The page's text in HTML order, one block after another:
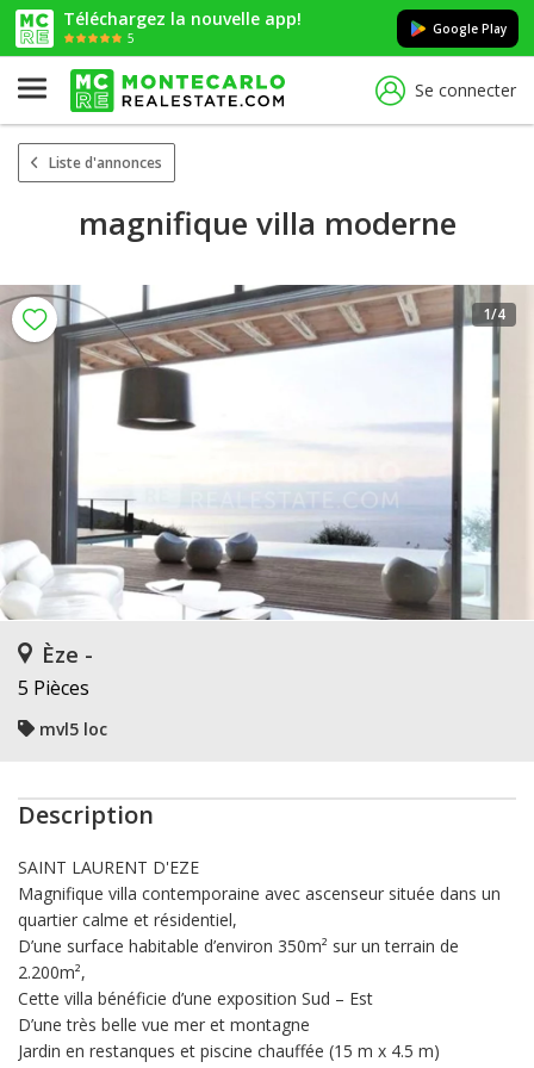
Téléchargez la nouvelle app!
5
Google Play
Se connecter
Liste d'annonces
magnifique villa moderne
1/4
Èze -
5 Pièces
mvl5 loc
Description
SAINT LAURENT D'EZE
Magnifique villa contemporaine avec ascenseur située dans un
quartier calme et résidentiel,
D’une surface habitable d’environ 350m² sur un terrain de
2.200m²,
Cette villa bénéficie d’une exposition Sud – Est
D’une très belle vue mer et montagne
Jardin en restanques et piscine chauffée (15 m x 4.5 m)